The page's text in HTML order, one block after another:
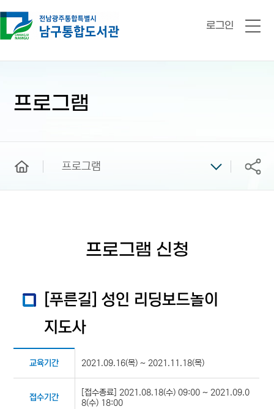
로그인
전
프로그램
프로그램 공유
프로그램 신청
[푸른길] 성인 리딩보드놀이
지도사
교육기간 2021.09.16(목) ~ 2021.11.18(목)
접수기간
[접수종료] 2021.08.18(수) 09:00 ~ 2021.09.0
8(수) 18:00